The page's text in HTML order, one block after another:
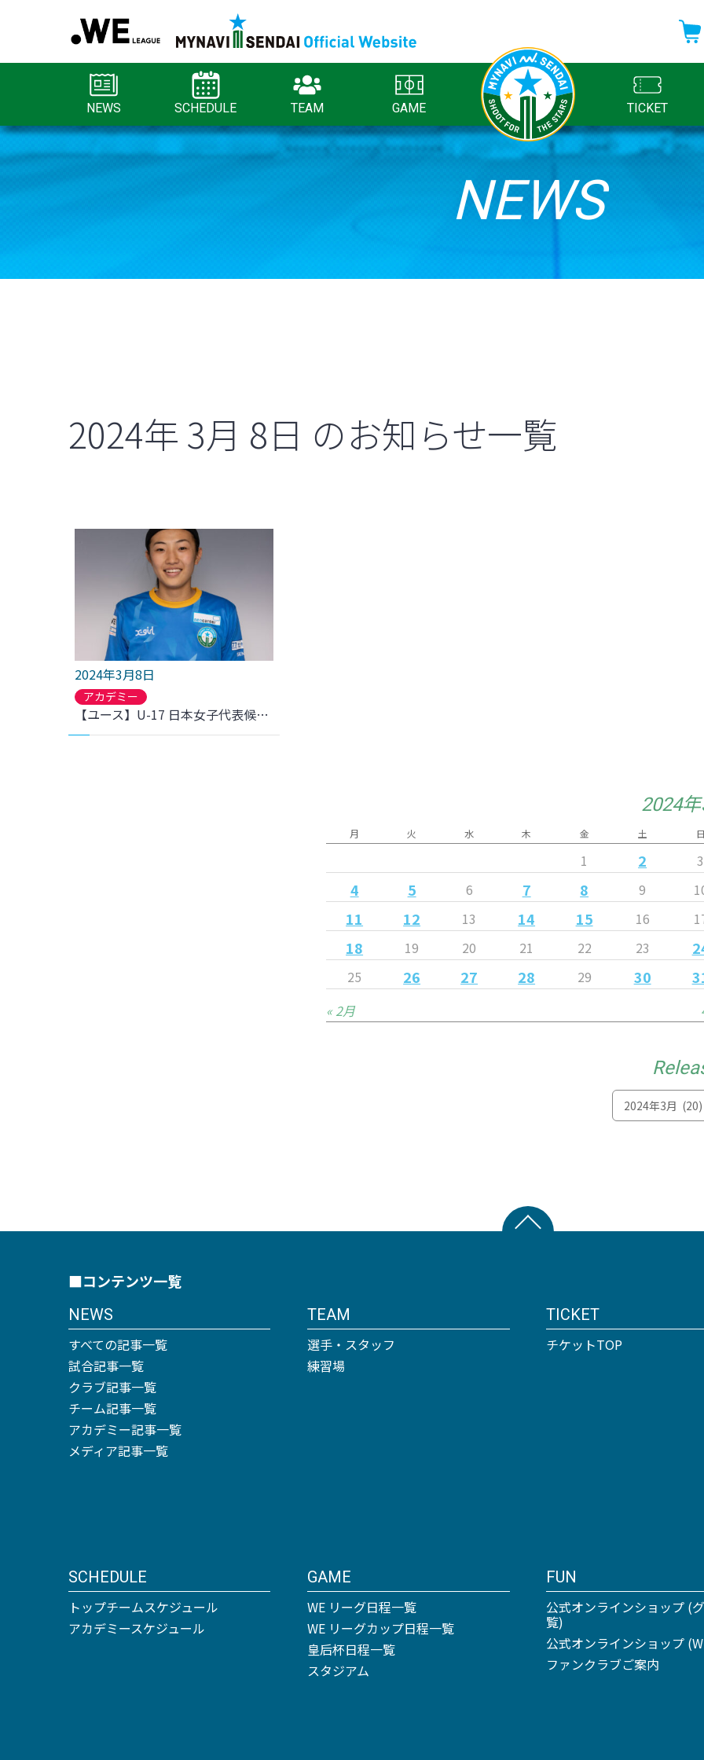
NEWS SCHEDULE TEAM GAME TICKET
NEWS
2024年 3月 8日 のお知らせ一覧
2024年3月8日
アカデミー
【ユース】U-17 日本女子代表候補 国内トレーニングキャンプ 3名選出のお知らせ
2024
月 火 水 木 金 土 日
1 2 3
4 5 6 7 8 9
11 12 13 14 15 16
18 19 20 21 22 23
25 26 27 28 29 30
« 2月
■コンテンツ一覧
NEWS
すべての記事一覧
試合記事一覧
クラブ記事一覧
チーム記事一覧
アカデミー記事一覧
メディア記事一覧
SCHEDULE
トップチームスケジュール
アカデミースケジュール
TEAM
選手・スタッフ
練習場
GAME
WE リーグ日程一覧
WE リーグカップ日程一覧
皇后杯日程一覧
スタジアム
TICKET
チケットTOP
FUN
公式オンラインショップ (
覧)
公式オンラインショップ
ファンクラブご案内